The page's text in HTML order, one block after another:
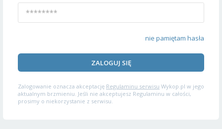
nie pamiętam hasła
ZALOGUJ SIĘ
Zalogowanie oznacza akceptację Regulaminu serwisu Wykop.pl w jego
aktualnym brzmieniu. Jeśli nie akceptujesz Regulaminu w całości,
prosimy o niekorzystanie z serwisu.